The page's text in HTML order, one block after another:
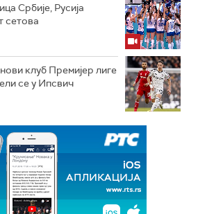
Србије, Русија
сетова
клуб Премијер лиге
се у Ипсвич